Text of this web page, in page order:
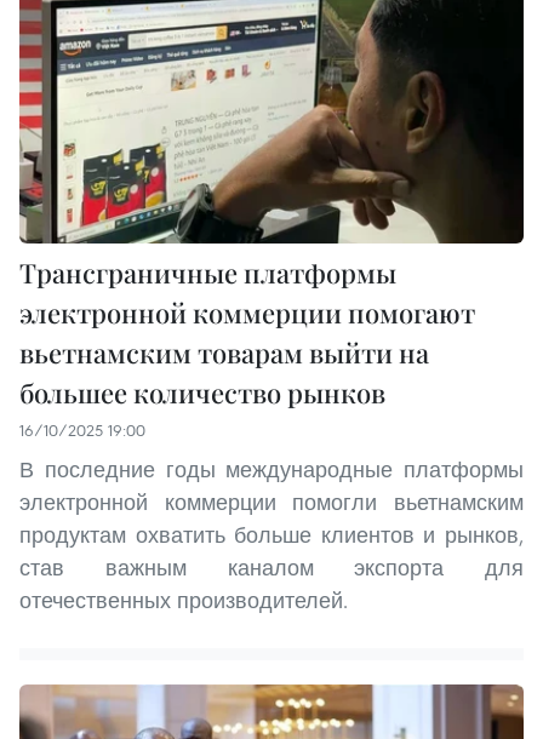
Трансграничные платформы
электронной коммерции помогают
вьетнамским товарам выйти на
большее количество рынков
16/10/2025 19:00
В последние годы международные платформы
электронной коммерции помогли вьетнамским
продуктам охватить больше клиентов и рынков,
став важным каналом экспорта для
отечественных производителей.